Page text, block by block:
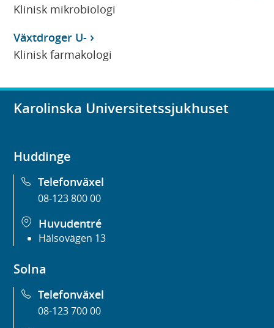
Klinisk mikrobiologi
Växtdroger U-
Klinisk farmakologi
Karolinska Universitetssjukhuset
Huddinge
Telefonväxel
08-123 800 00
Huvudentré
Hälsovägen 13
Solna
Telefonväxel
08-123 700 00